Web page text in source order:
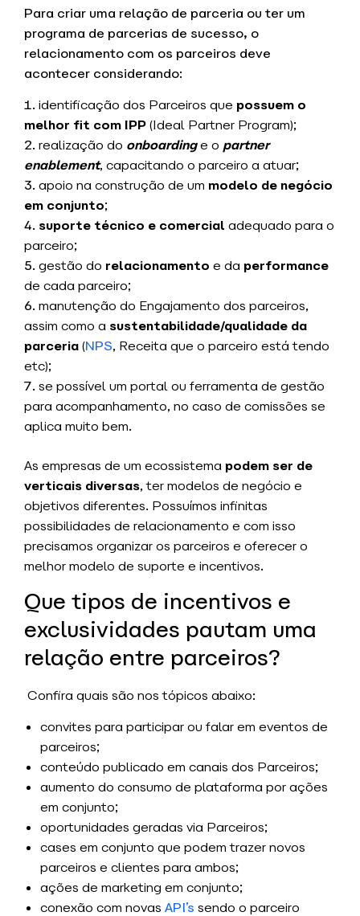
Para criar uma relação de parceria ou ter um
programa de parcerias de sucesso, o
relacionamento com os parceiros deve
acontecer considerando:
identificação dos Parceiros que possuem o
melhor fit com IPP(Ideal Partner Program);
realização do onboardinge o partner
enablement, capacitando o parceiro a atuar;
apoio na construção de um modelo de negócio
em conjunto;
suporte técnico e comercial adequado para o
parceiro;
gestão do relacionamento e daperformance
de cada parceiro;
manutenção do Engajamento dos parceiros,
assim como a sustentabilidade/qualidade da
parceria(NPS, Receita que o parceiro está tendo
etc);
se possível um portal ou ferramenta de gestão
para acompanhamento, no caso de comissões se
aplica muito bem.
As empresas de um ecossistemapodem ser de
verticais diversas, ter modelos de negócio e
objetivos diferentes. Possuímos infinitas
possibilidades de relacionamento e com isso
precisamos organizar os parceiros e oferecer o
melhor modelo de suporte e incentivos.
Que tipos de incentivos e
exclusividades pautam uma
relação entre parceiros?
Confira quais são nos tópicos abaixo:
convites para participar ou falar em eventos de
parceiros;
conteúdo publicado em canais dos Parceiros;
aumento do consumo de plataforma por ações
em conjunto;
oportunidades geradas via Parceiros;
cases em conjunto que podem trazer novos
parceiros e clientes para ambos;
ações de marketing em conjunto;
conexão com novas API’s sendo o parceiro